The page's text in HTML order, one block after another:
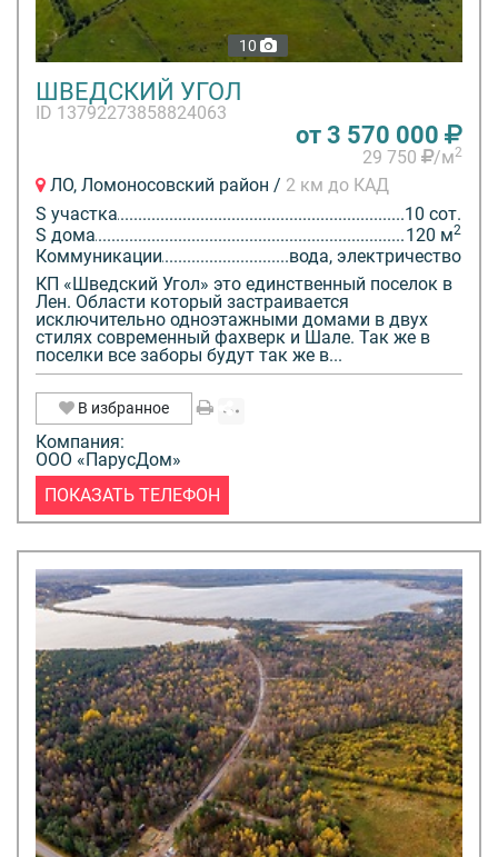
10
ШВЕДСКИЙ УГОЛ
ID 13792273858824063
от 3 570 000
29 750 /м2
ЛО, Ломоносовский район / 2 км до КАД
S участка
10 сот.
S дома
120 м2
Коммуникации
вода, электричество
КП «Шведский Угол» это единственный поселок в
Лен. Области который застраивается
исключительно одноэтажными домами в двух
стилях современный фахверк и Шале. Так же в
поселки все заборы будут так же в...
В избранное
Компания:
ООО «ПарусДом»
ПОКАЗАТЬ ТЕЛЕФОН